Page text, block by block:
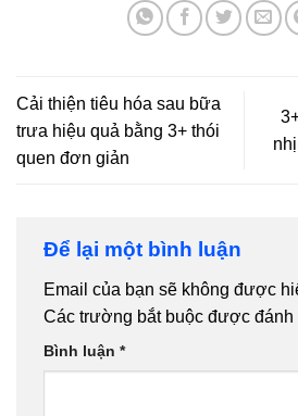
Cải thiện tiêu hóa sau bữa
trưa hiệu quả bằng 3+ thói
quen đơn giản
Để lại một bình luận
Email của bạn sẽ không được
Các trường bắt buộc được đánh
Bình luận *